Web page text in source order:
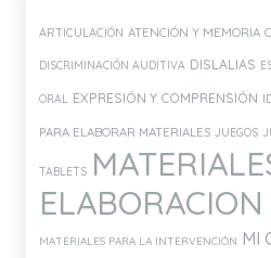
ARTICULACIÓN ATENCIÓN Y MEMORIA
DISCRIMINACIÓN AUDITIVA DISLALIAS
ORAL EXPRESIÓN Y COMPRENSIÓN
PARA ELABORAR MATERIALES JUEGOS
TABLETS
MATERIALES PARA LA INTERVENCIÓN MI